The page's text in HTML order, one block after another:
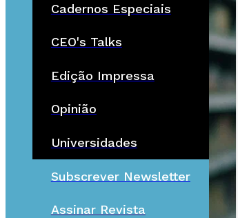
Cadernos Especiais
CEO's Talks
Edição Impressa
Opinião
Universidades
Subscrever Newsletter
Assinar Revista